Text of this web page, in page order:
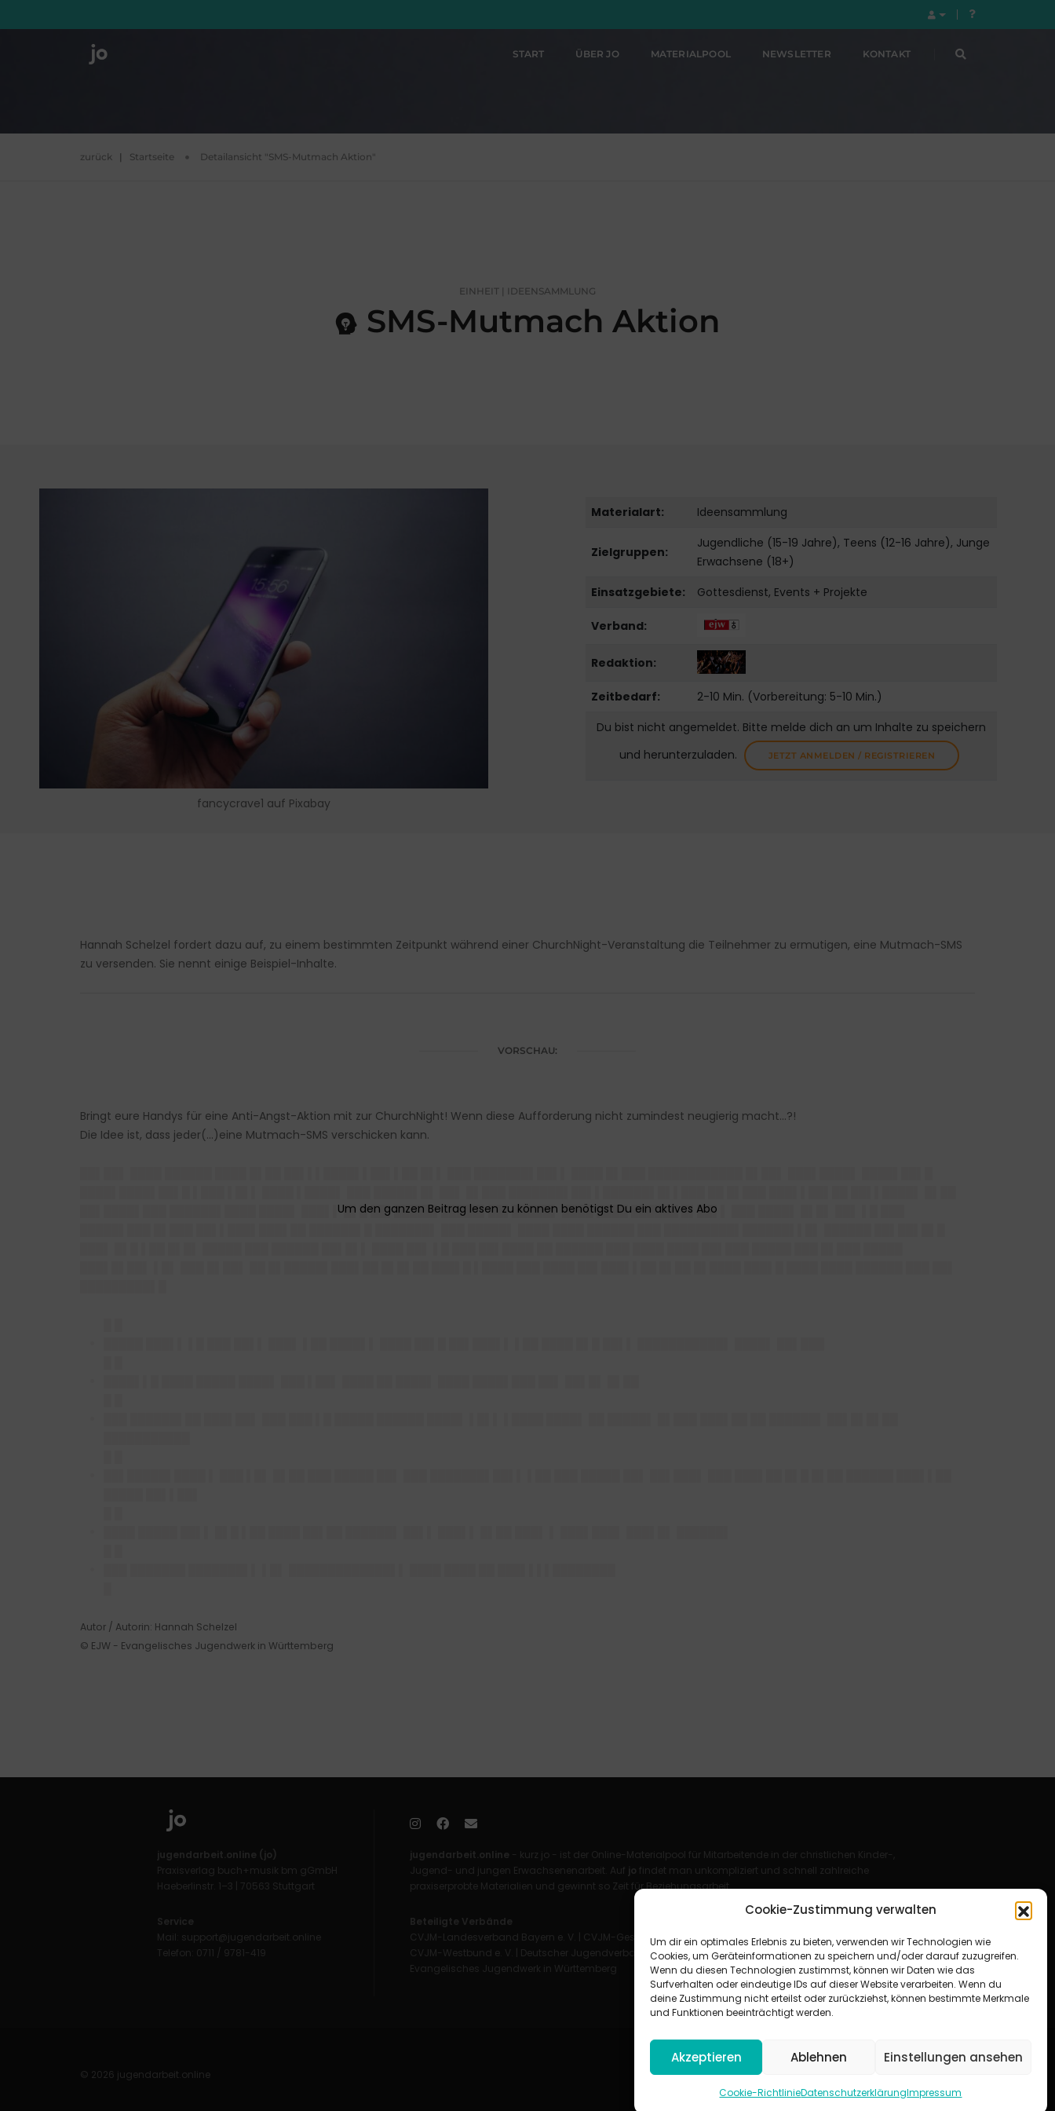
Cookie-Zustimmung verwalten
Um dir ein optimales Erlebnis zu bieten, verwenden wir Technologien wie
Cookies, um Geräteinformationen zu speichern und/oder darauf zuzugreifen.
Wenn du diesen Technologien zustimmst, können wir Daten wie das
Surfverhalten oder eindeutige IDs auf dieser Website verarbeiten. Wenn du
deine Zustimmung nicht erteilst oder zurückziehst, können bestimmte Merkmale
und Funktionen beeinträchtigt werden.
Akzeptieren Ablehnen Einstellungen ansehen
Cookie-RichtlinieDatenschutzerklärungImpressum
START ÜBER JO MATERIALPOOL NEWSLETTER KONTAKT
zurück | Startseite Detailansicht "SMS-Mutmach Aktion"
EINHEIT | IDEENSAMMLUNG
SMS-Mutmach Aktion
fancycrave1 auf Pixabay
Materialart: Ideensammlung
Zielgruppen:
Jugendliche (15-19 Jahre), Teens (12-16 Jahre), Junge
Erwachsene (18+)
Einsatzgebiete:
Gottesdienst, Events + Projekte
Verband:
Redaktion:
Zeitbedarf:
2-10 Min. (Vorbereitung: 5-10 Min.)
Du bist nicht angemeldet. Bitte melde dich an um Inhalte zu speichern
und herunterzuladen.
JETZT ANMELDEN / REGISTRIEREN
Hannah Schelzel fordert dazu auf, zu einem bestimmten Zeitpunkt während einer ChurchNight-Veranstaltung die Teilnehmer zu ermutigen, eine Mutmach-SMS
zu versenden. Sie nennt einige Beispiel-Inhalte.
VORSCHAU:
Bringt eure Handys für eine Anti-Angst-Aktion mit zur ChurchNight! Wenn diese Aufforderung nicht zumindest neugierig macht…?!
Die Idee ist, dass jeder(…)eine Mutmach-SMS verschicken kann.
██▌████▌███ ██████▌████ ████▌ ███▌▌ █▌█ ██▌█████▌█████▌██▌█████▌ ████ ████ ██████ █▌██▌▌ ███ ████▌ █▌█▌ ██▌ ▌█ ███
Autor / Autorin: Hannah Schelzel
© EJW - Evangelisches Jugendwerk in Württemberg
jugendarbeit.online (jo)
Praxisverlag buch+musik bm gGmbH
Haeberlinstr. 1–3 | 70563 Stuttgart
Service
Mail: support@jugendarbeit.online
Telefon: 0711 / 9781-419
jugendarbeit.online - kurz jo - ist der Online-Materialpool für Mitarbeitende in der christlichen Kinder-,
Jugend- und jungen Erwachsenenarbeit. Auf jo findet man unkompliziert und schnell zahlreiche
praxiserprobte Materialien und gewinnt so Zeit für Beziehungsarbeit.
Beteiligte Verbände
CVJM-Landesverband Bayern e. V.
CVJM-Gesamtverband in Deutschland e. V.
CVJM-Westbund e. V.
Deutscher Jugendverband „Entschieden für Christus“ e. V.
Evangelisches Jugendwerk in Württemberg
© 2026 jugendarbeit.online Impressum|Datenschutzerklärung